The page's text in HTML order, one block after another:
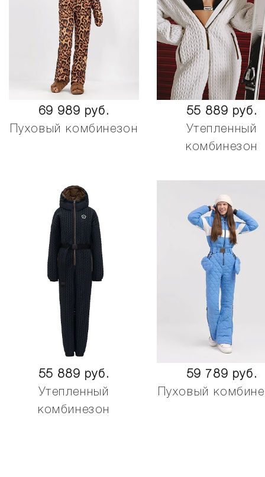
69 989 руб.
Пуховый комбинезон
55 889 руб.
Утепленный
комбинезон
55 889 руб.
Утепленный
комбинезон
59 789 руб.
Пуховый